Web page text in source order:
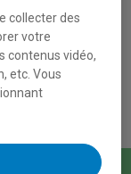
collecter des
votre
contenus vidéo,
etc. Vous